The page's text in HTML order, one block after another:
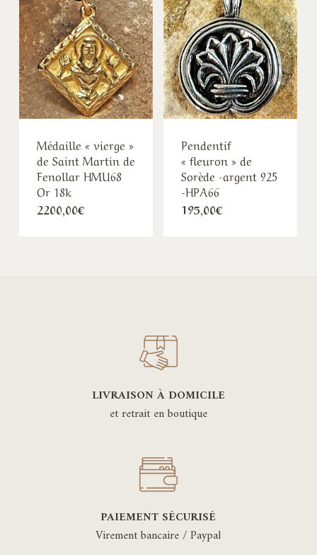
Médaille « vierge »
de Saint Martin de
Fenollar HMU68
Or 18k
2200,00€
Pendentif
« fleuron » de
Sorède -argent 925
-HPA66
195,00€
LIVRAISON À DOMICILE
et retrait en boutique
PAIEMENT SÉCURISÉ
Virement bancaire / Paypal